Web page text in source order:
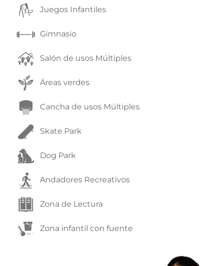
Juegos Infantiles
Gimnasio
Salón de usos Múltiples
Áreas verdes
Cancha de usos Múltiples
Skate Park
Dog Park
Andadores Recreativos
Zona de Lectura
Zona infantil con fuente